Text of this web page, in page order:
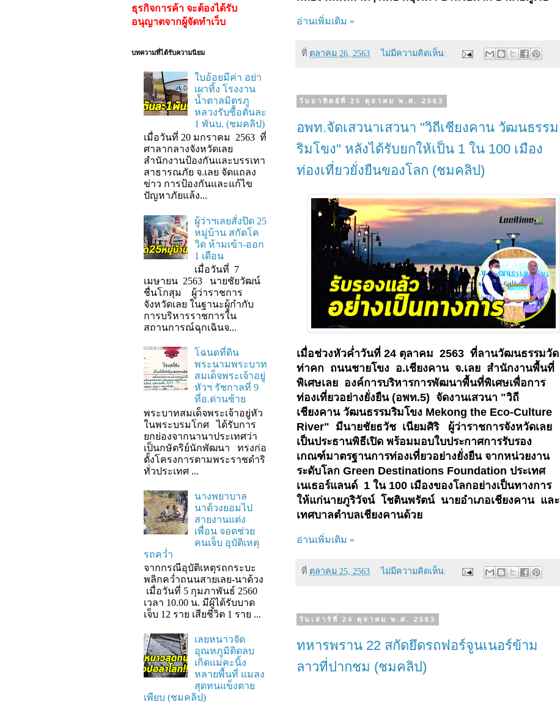
อ่านเพิ่มเติม »
ที่ ตุลาคม 26, 2563 ไม่มีความคิดเห็น:
วันอาทิตย์ที่ 25 ตุลาคม พ.ศ. 2563
อพท.จัดเสวนาเสวนา "วิถีเชียงคาน วัฒนธรรม
ริมโขง" หลังได้รับยกให้เป็น 1 ใน 100 เมือง
ท่องเที่ยวยั่งยืนของโลก (ชมคลิป)
เมื่อช่วงหัวค่ำวันที่ 24 ตุลาคม 2563 ที่ลานวัฒนธรรมวัด
ท่าคก ถนนชายโขง อ.เชียงคาน จ.เลย สำนักงานพื้นที่
พิเศษเลย องค์การบริหารการพัฒนาพื้นที่พิเศษเพื่อการ
ท่องเที่ยวอย่างยั่งยืน (อพท.5) จัดงานเสวนา "วิถี
เชียงคาน วัฒนธรรมริมโขง Mekong the Eco-Culture
River" มีนายชัยธวัช เนียมศิริ
ผู้ว่าราชการจังหวัดเลย
เป็นประธานพิธีเปิด พร้อมมอบใบประกาศการรับรอง
เกณฑ์มาตรฐานการท่องเที่ยวอย่างยั่งยืน จากหน่วยงาน
ระดับโลก Green Destinations Foundation ประเทศ
เนเธอร์แลนด์ 1 ใน 100 เมืองของโลกอย่างเป็นทางการ
ให้แก่นายภูริวัจน์ โชตินพรัตน์ นายอำเภอเชียงคาน และ
เทศบาลตำบลเชียงคานด้วย
อ่านเพิ่มเติม »
ที่ ตุลาคม 25, 2563 ไม่มีความคิดเห็น:
วันเสาร์ที่ 24 ตุลาคม พ.ศ. 2563
ทหารพราน 22 สกัดยึดรถฟอร์จูนเนอร์ข้าม
ลาวที่ปากชม (ชมคลิป)
ธุรกิจการค้า จะต้องได้รับ
อนุญาตจากผู้จัดทำเว็บ
บทความที่ได้รับความนิยม
ใบอ้อยมีค่า อย่า
เผาทิ้ง โรงงาน
น้ำตาลมิตรภู
หลวงรับซื้อตันละ
1 พันบ. (ชมคลิป)
เมื่อวันที่ 20 มกราคม 2563 ที่
ศาลากลางจังหวัดเลย
สำนักงานป้องกันและบรรเทา
สาธารณภัย จ.เลย จัดแถลง
ข่าว การป้องกันและแก้ไข
ปัญหาภัยแล้ง...
ผู้ว่าฯเลยสั่งปิด 25
หมู่บ้าน สกัดโค
วิด ห้ามเข้า-ออก
1 เดือน
เมื่อวันที่ 7
เมษายน 2563 นายชัยวัฒน์
ชื่นโกสุม ผู้ว่าราชการ
จังหวัดเลย ในฐานะผู้กํากับ
การบริหารราชการใน
สถานการณ์ฉุกเฉินจ...
โฉนดที่ดิน
พระนามพระบาท
สมเด็จพระเจ้าอยู่
หัวฯ รัชกาลที่ 9
ที่อ.ด่านซ้าย
พระบาทสมเด็จพระเจ้าอยู่หัว
ในพระบรมโกศ ได้รับการ
ยกย่องจากนานาประเทศว่า
เป็นกษัตริย์นักพัฒนา ทรงก่อ
ตั้งโครงการตามพระราชดำริ
ทั่วประเทศ ...
นางพยาบาล
นาด้วงยอมไป
สายงานแต่ง
เพื่อน จอดช่วย
คนเจ็บ อุบัติเหตุ
รถคว่ำ
จากกรณีอุบัติเหตุรถกระบะ
พลิกคว่ำถนนสายเลย-นาด้วง
เมื่อวันที่ 5 กุมภาพันธ์ 2560
เวลา 10.00 น. มีผู้ได้รับบาด
เจ็บ 12 ราย เสียชีวิต 1 ราย ...
เลยหนาวจัด
อุณหภูมิติดลบ
เกิดแม่คะนิ้ง
หลายพื้นที่ แมลง
สุดทนแข็งตาย
เพียบ (ชมคลิป)